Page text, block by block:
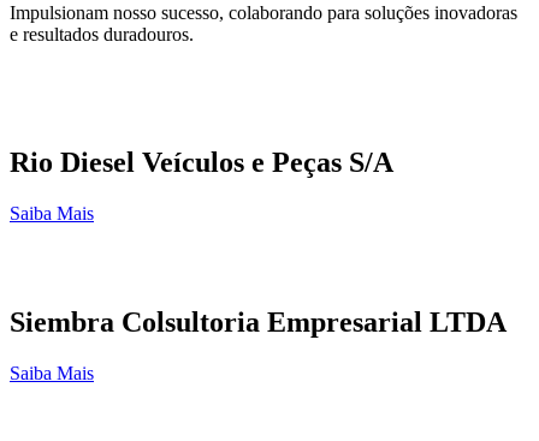
Impulsionam nosso sucesso, colaborando para soluções inovadoras
e resultados duradouros.
Rio Diesel Veículos e Peças S/A
Saiba Mais
Siembra Colsultoria Empresarial LTDA
Saiba Mais